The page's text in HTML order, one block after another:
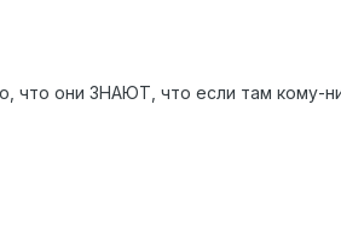
что они ЗНАЮТ, что если там кому-